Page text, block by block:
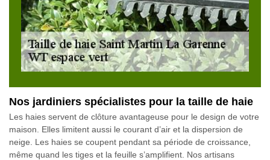
Nos jardiniers spécialistes pour la taille de haie
Les haies servent de clôture avantageuse pour le design de votre
maison. Elles limitent aussi le courant d’air et la dispersion de
neige. Les haies se coupent pendant sa période de croissance,
même quand les tiges et la feuille s’amplifient. Nos artisans